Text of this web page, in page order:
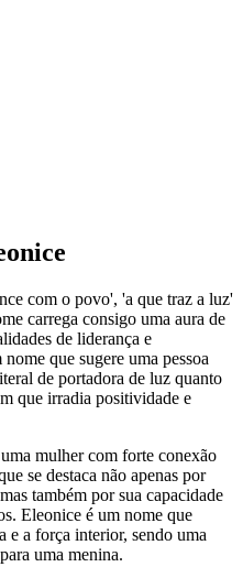
com o povo', 'a que traz a luz'
carrega consigo uma aura de
de liderança e
que sugere uma pessoa
de portadora de luz quanto
que irradia positividade e
mulher com forte conexão
se destaca não apenas por
também por sua capacidade
Eleonice é um nome que
e a força interior, sendo uma
uma menina.